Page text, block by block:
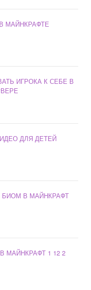
МАЙНКРАФТЕ
ИГРОКА К СЕБЕ В
ДЛЯ ДЕТЕЙ
БИОМ В МАЙНКРАФТ
МАЙНКРАФТ 1 12 2